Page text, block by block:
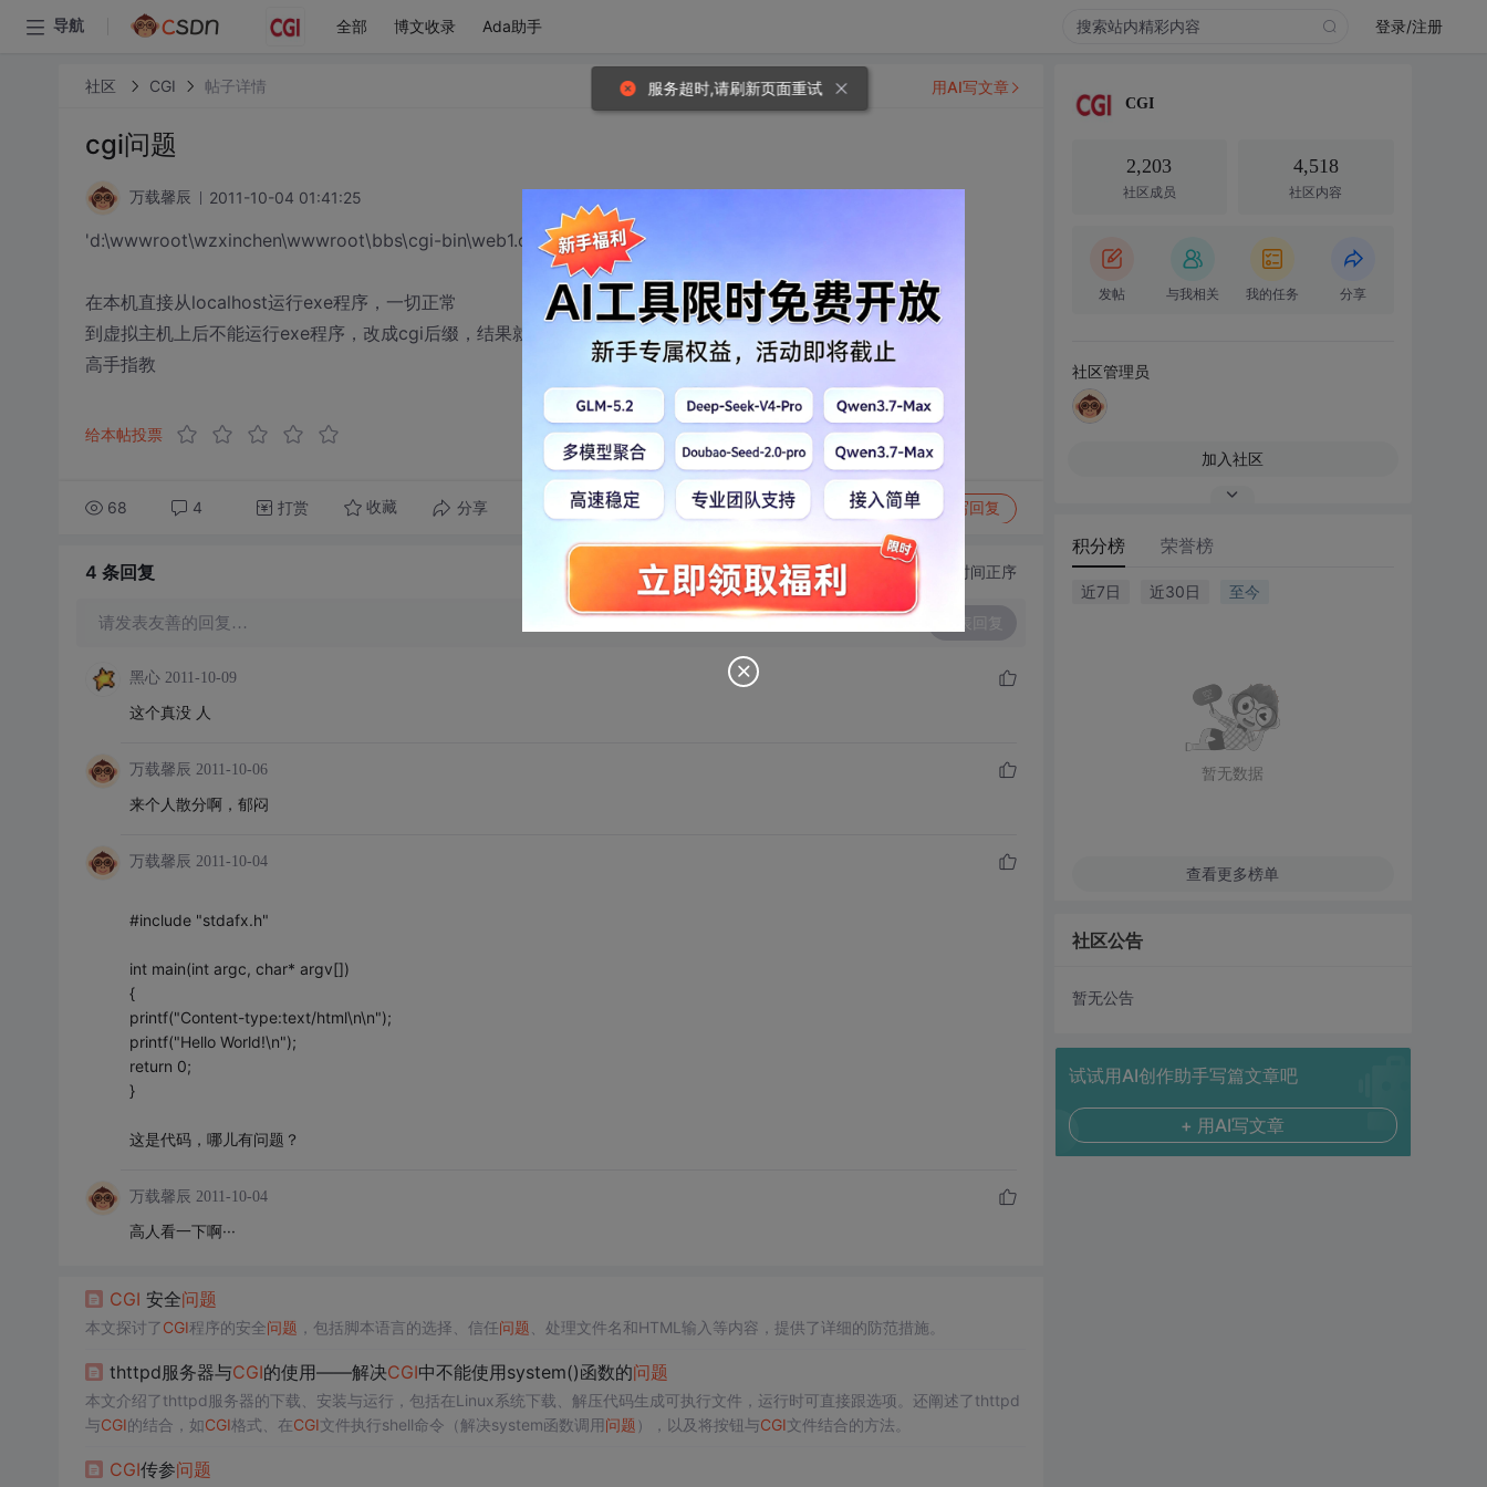
导航 全部 博文收录 Ada助手 登录/注册
社区 CGI 帖子详情
cgi问题
万载馨辰 2011-10-04 01:41:25
'd:\wwwroot\wzxinchen\wwwroot\bbs\cgi-bin\web1.cgi' script produced no output
在本机直接从localhost运行exe程序，一切正常
到虚拟主机上后不能运行exe程序，改成cgi后缀，结果就上面那个提示了
高手指教
给本帖投票
68 4 打赏 收藏 分享 转发到动态 举报 写回复
用AI写文章
4 条回复 切换为时间正序
请发表友善的回复…
黑心 2011-10-09
这个真没 人
万载馨辰 2011-10-06
来个人散分啊，郁闷
万载馨辰 2011-10-04
#include "stdafx.h"
int main(int argc, char* argv[])
{
printf("Content-type:text/html\n\n");
printf("Hello World!\n");
return 0;
}
这是代码，哪儿有问题？
万载馨辰 2011-10-04
高人看一下啊···
CGI 安全问题
本文探讨了CGI程序的安全问题 ，包括脚本语言的选择、信任问题 、处理文件名和HTML输入等内容，提供了详细的防范措施。
thttpd服务器与CGI的使用——解决CGI中不能使用system()函数的问题
本文介绍了thttpd服务器的下载、安装与运行，包括在Linux系统下载、解压代码生成可执行文件，运行时可直接跟选项。还阐述了thttpd
与CGI的结合，如CGI格式、在CGI文件执行shell命令（解决system函数调用问题 ），以及将按钮与CGI文件结合的方法。
CGI传参问题
CGI
2,203
社区成员
4,518
社区内容
发帖 与我相关 我的任务 分享
社区管理员
加入社区
积分榜 荣誉榜
近7日 近30日 至今
暂无数据
查看更多榜单
社区公告
暂无公告
试试用AI创作助手写篇文章吧
+ 用AI写文章
服务超时,请刷新页面重试